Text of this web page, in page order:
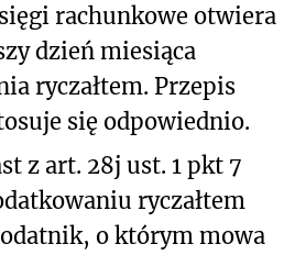
rachunkowe otwiera
dzień miesiąca
ryczałtem. Przepis
się odpowiednio.
z art. 28j ust. 1 pkt 7
ryczałtem
o którym mowa